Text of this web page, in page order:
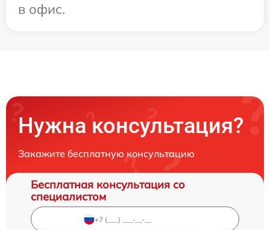
в офис.
Нужна консультация?
Закажите бесплатную консультацию
Бесплатная консультация со
специалистом